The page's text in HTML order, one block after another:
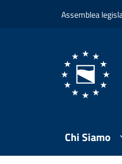
Vai al contenuto
Vai alla navigazione
Assemblea
Chi Siamo